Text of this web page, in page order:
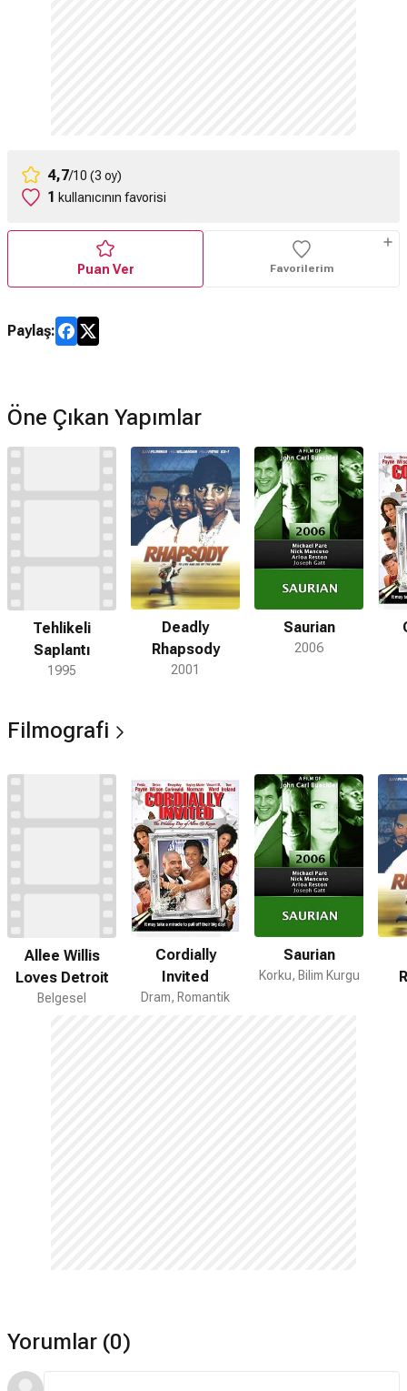
4,7/10 (3 oy)
1 kullanıcının favorisi
Puan Ver Favorilerim
Paylaş:
Öne Çıkan Yapımlar
Tehlikeli
Saplantı
1995
Deadly
Rhapsody
2001
Saurian
2006
Filmografi
Allee Willis
Loves Detroit
Belgesel
Cordially
Invited
Dram, Romantik
Saurian
Korku, Bilim Kurgu
Yorumlar (0)